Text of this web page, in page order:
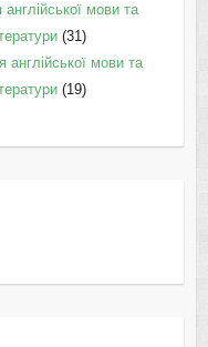
англійської мови та
(31)
англійської мови та
(19)